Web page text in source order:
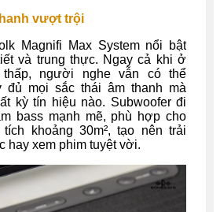
vượt trội
Magnifi Max System nổi bật
và trung thực. Ngay cả khi ở
người nghe vẫn có thể
đủ mọi sắc thái âm thanh mà
kỳ tín hiệu nào. Subwoofer đi
bass mạnh mẽ, phù hợp cho
khoảng 30m², tạo nên trải
hay xem phim tuyệt vời.